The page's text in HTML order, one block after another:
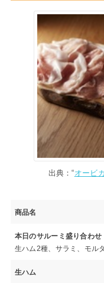
出典：“オービ
商品名
本日のサルーミ盛り合わせ
生ハム2種、サラミ、モル
生ハム